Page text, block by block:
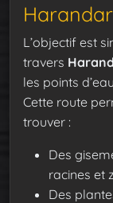
Harandar
L’objectif est
travers
les points
Cette route
trouver :
Des
racines et
Des